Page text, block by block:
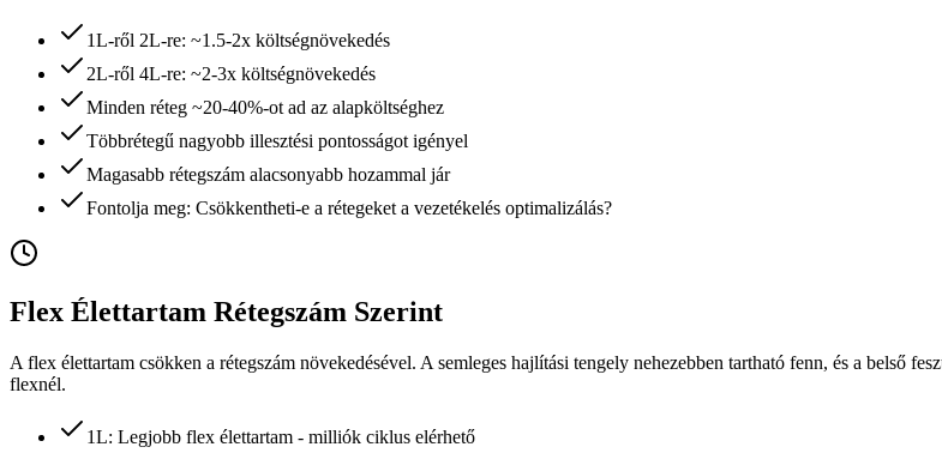
1L-ről 2L-re: ~1.5-2x költségnövekedés
2L-ről 4L-re: ~2-3x költségnövekedés
Minden réteg ~20-40%-ot ad az alapköltséghez
Többrétegű nagyobb illesztési pontosságot igényel
Magasabb rétegszám alacsonyabb hozammal jár
Fontolja meg: Csökkentheti-e a rétegeket a vezetékelés optimalizálás?
Flex Élettartam Rétegszám Szerint
A flex élettartam csökken a rétegszám növekedésével. A semleges hajlítási tengely nehezebben tartható fenn, és a belső
flexnél.
1L: Legjobb flex élettartam - milliók ciklus elérhető